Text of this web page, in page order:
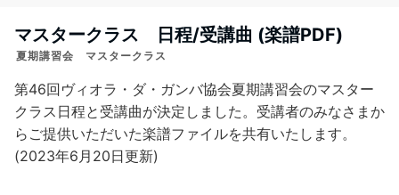
マスタークラス 日程/受講曲 (楽譜PDF)
夏期講習会 マスタークラス
第46回ヴィオラ・ダ・ガンバ協会夏期講習会のマスター
クラス日程と受講曲が決定しました。受講者のみなさまか
らご提供いただいた楽譜ファイルを共有いたします。
(2023年6月20日更新)